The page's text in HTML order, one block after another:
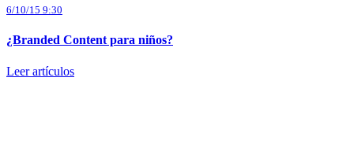
6/10/15 9:30
¿Branded Content para niños?
Leer artículos